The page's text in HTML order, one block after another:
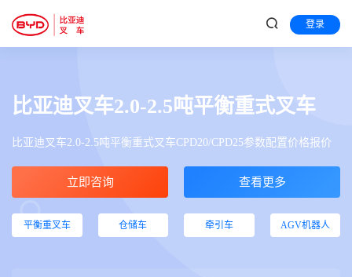
登录
比亚迪叉车2.0-2.5吨平衡重式叉车
比亚迪叉车2.0-2.5吨平衡重式叉车CPD20/CPD25参数配置价格报价
立即咨询 查看更多
平衡重叉车 仓储车 牵引车 AGV机器人